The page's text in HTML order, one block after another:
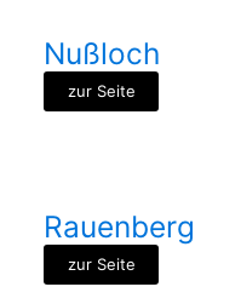
Nußloch
zur Seite
Rauenberg
zur Seite